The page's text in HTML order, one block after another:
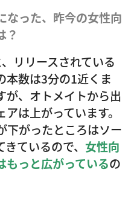
った、昨今の女性向
？
リリースされている
本数は3分の1近くま
が、オトメイトから出
は上がっています。
下がったところはソー
ているので、 女性向
もっと広がっているの